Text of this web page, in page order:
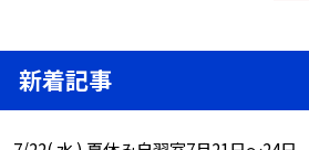
新着記事